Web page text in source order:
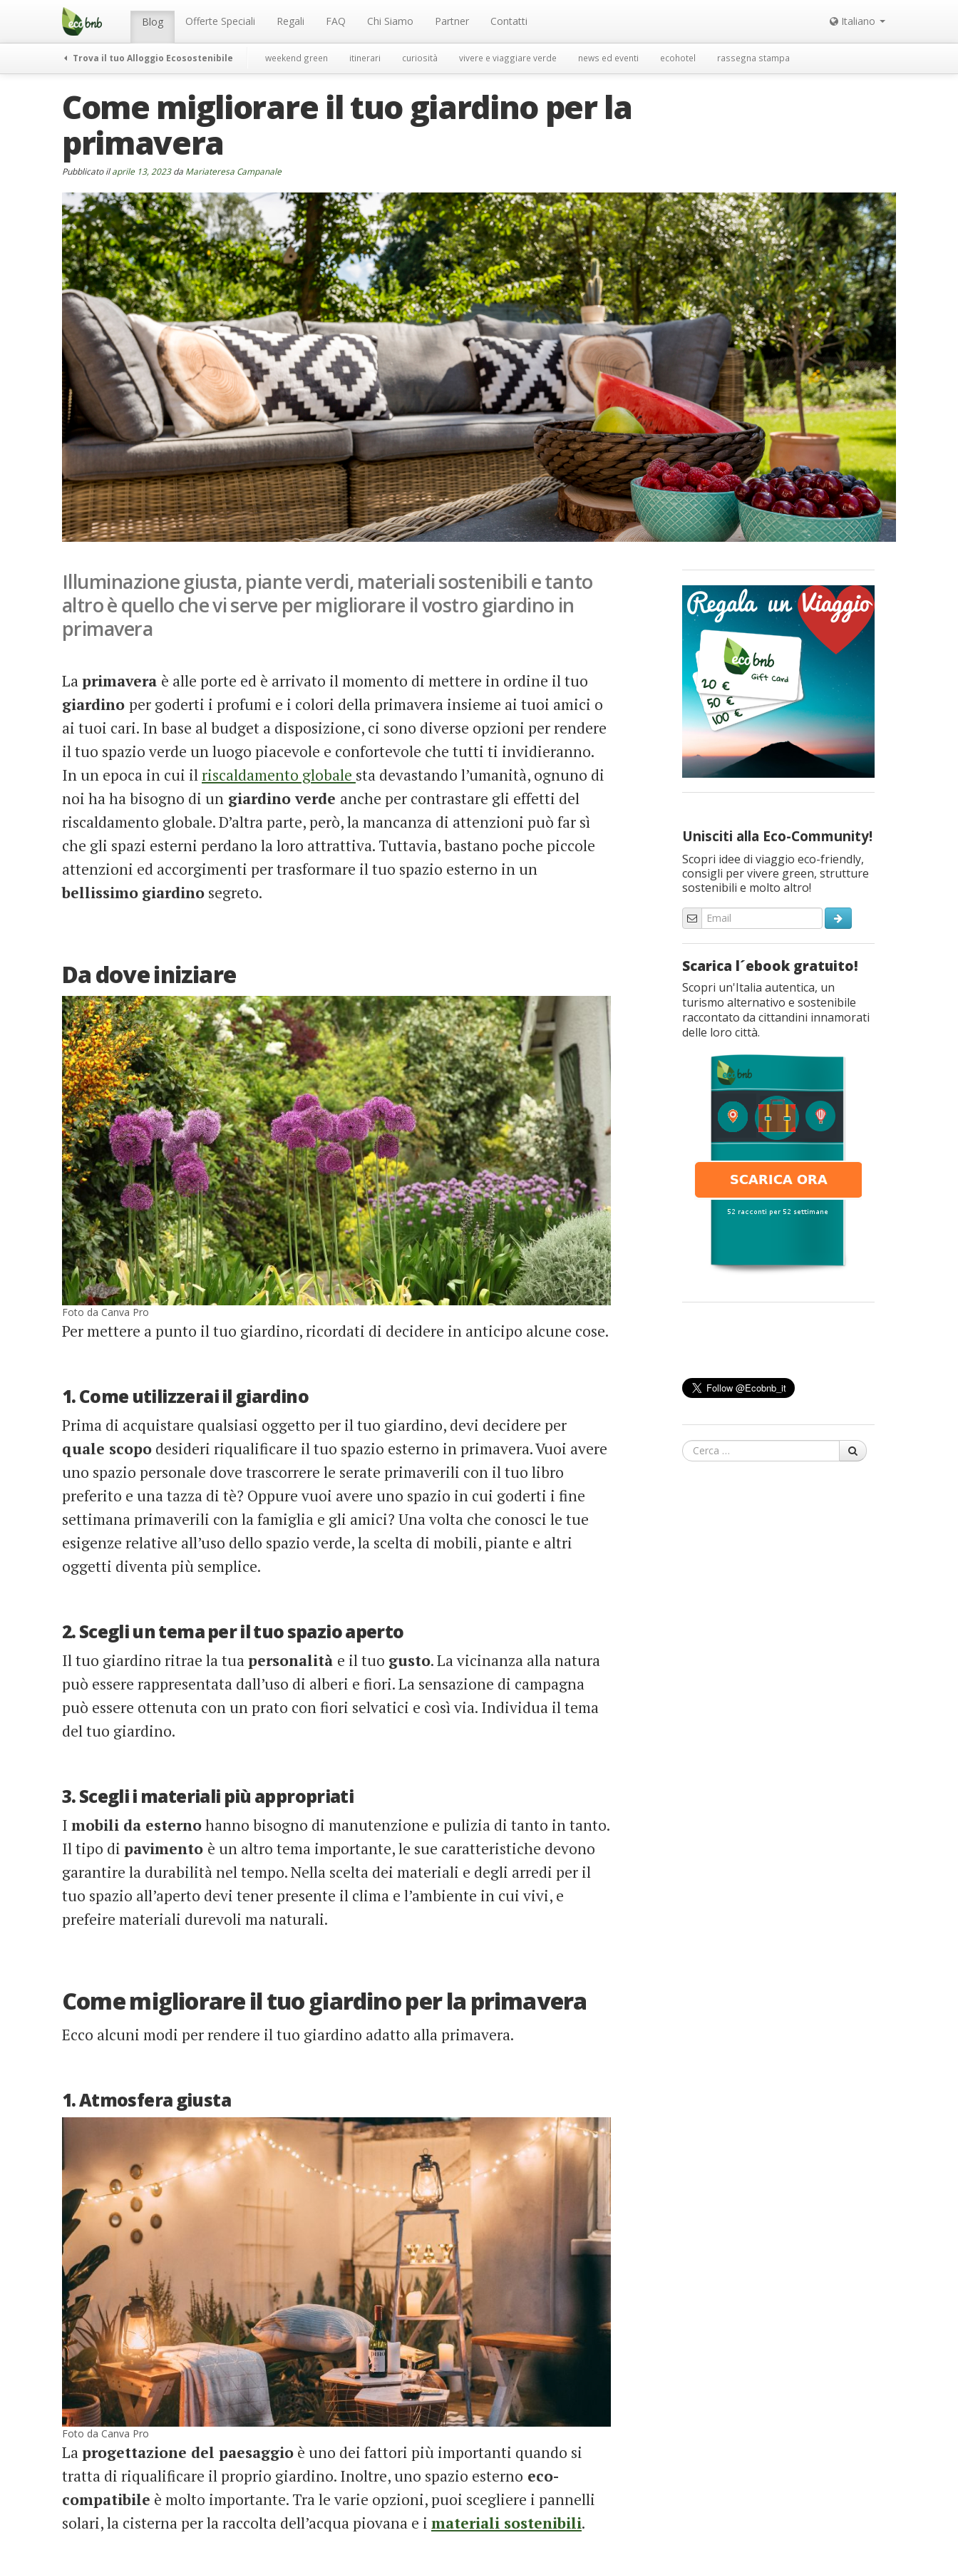
Menu Blog Offerte Speciali Regali FAQ Chi Siamo Partner Contatti Italiano
Trova il tuo Alloggio Ecosostenibile weekend green itinerari curiosità vivere e viaggiare verde news ed eventi ecohotel rassegna stampa
Come migliorare il tuo giardino per la
primavera
Pubblicato ilaprile 13, 2023da Mariateresa Campanale
Illuminazione giusta, piante verdi, materiali sostenibili e tanto
altro è quello che vi serve per migliorare il vostro giardino in
primavera
La primavera è alle porte ed è arrivato il momento di mettere in ordine il tuo
giardino per goderti i profumi e i colori della primavera insieme ai tuoi amici o
ai tuoi cari. In base al budget a disposizione, ci sono diverse opzioni per rendere
il tuo spazio verde un luogo piacevole e confortevole che tutti ti invidieranno.
In un epoca in cui il riscaldamento globale sta devastando l’umanità, ognuno di
noi ha ha bisogno di un giardino verde anche per contrastare gli effetti del
riscaldamento globale. D’altra parte, però, la mancanza di attenzioni può far sì
che gli spazi esterni perdano la loro attrattiva. Tuttavia, bastano poche piccole
attenzioni ed accorgimenti per trasformare il tuo spazio esterno in un
bellissimo giardino segreto.
Da dove iniziare
Foto da Canva Pro
Per mettere a punto il tuo giardino, ricordati di decidere in anticipo alcune cose.
1. Come utilizzerai il giardino
Prima di acquistare qualsiasi oggetto per il tuo giardino, devi decidere per
quale scopo desideri riqualificare il tuo spazio esterno in primavera. Vuoi avere
uno spazio personale dove trascorrere le serate primaverili con il tuo libro
preferito e una tazza di tè? Oppure vuoi avere uno spazio in cui goderti i fine
settimana primaverili con la famiglia e gli amici? Una volta che conosci le tue
esigenze relative all’uso dello spazio verde, la scelta di mobili, piante e altri
oggetti diventa più semplice.
2. Scegli un tema per il tuo spazio aperto
Il tuo giardino ritrae la tuapersonalità e il tuo gusto. La vicinanza alla natura
può essere rappresentata dall’uso di alberi e fiori. La sensazione di campagna
può essere ottenuta con un prato con fiori selvatici e così via. Individua il tema
del tuo giardino.
3. Scegli i materiali più appropriati
I mobili da esternohanno bisogno di manutenzione e pulizia di tanto in tanto.
Il tipo di pavimento è un altro tema importante, le sue caratteristiche devono
garantire la durabilità nel tempo. Nella scelta dei materiali e degli arredi per il
tuo spazio all’aperto devi tener presente il clima e l’ambiente in cui vivi, e
prefeire materiali durevoli ma naturali.
Come migliorare il tuo giardino per la primavera
Ecco alcuni modi per rendere il tuo giardino adatto alla primavera.
1. Atmosfera giusta
Foto da Canva Pro
Laprogettazione del paesaggio è uno dei fattori più importanti quando si
tratta di riqualificare il proprio giardino. Inoltre, uno spazio esterno eco-
compatibile è molto importante. Tra le varie opzioni, puoi scegliere i pannelli
solari, la cisterna per la raccolta dell’acqua piovana e i materiali sostenibili.
Unisciti alla Eco-Community!
Scopri idee di viaggio eco-friendly,
consigli per vivere green, strutture
sostenibili e molto altro!
Scarica l´ebook gratuito!
Scopri un'Italia autentica, un
turismo alternativo e sostenibile
raccontato da cittandini innamorati
delle loro città.
Cerca